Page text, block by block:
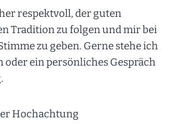
respektvoll, der guten
Tradition zu folgen und mir bei
zu geben. Gerne stehe ich
oder ein persönliches Gespräch
Hochachtung